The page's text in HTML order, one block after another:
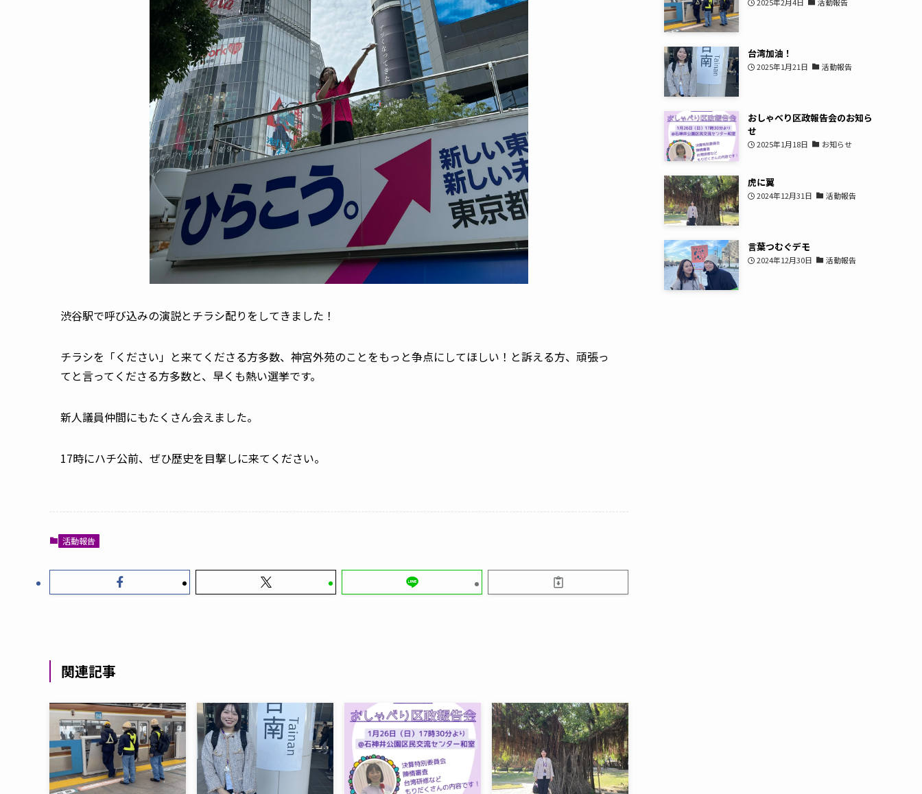
渋谷駅で呼び込みの演説とチラシ配りをしてきました！
チラシを「ください」と来てくださる方多数、神宮外苑のことをもっと争点にしてほしい！と訴える方、頑張っ
てと言ってくださる方多数と、早くも熱い選挙です。
新人議員仲間にもたくさん会えました。
17時にハチ公前、ぜひ歴史を目撃しに来てください。
活動報告
関連記事
2025年2月4日 活動報告
台湾加油！
2025年1月21日 活動報告
おしゃべり区政報告会のお知ら
せ
2025年1月18日 お知らせ
虎に翼
2024年12月31日 活動報告
言葉つむぐデモ
2024年12月30日 活動報告